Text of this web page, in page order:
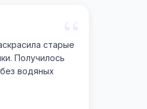
“
старые
Получилось
водяных